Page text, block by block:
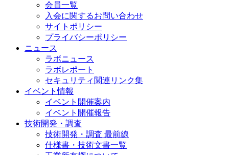
会員一覧
入会に関するお問い合わせ
サイトポリシー
プライバシーポリシー
ニュース
ラボニュース
ラボレポート
セキュリティ関連リンク集
イベント情報
イベント開催案内
イベント開催報告
技術開発・調査
技術開発・調査 最前線
仕様書・技術文書一覧